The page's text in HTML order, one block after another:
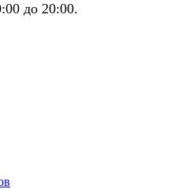
до 20:00.